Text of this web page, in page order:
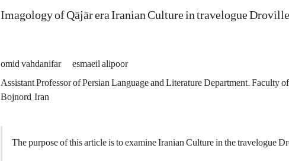
Imagology of Qājār era Iranian Culture in travelogue Droville
omid vahdanifar esmaeil alipoor
Assistant Professor of Persian Language and Literature Department. Faculty
Bojnord, Iran
The purpose of this article is to examine Iranian Culture in the travelogue